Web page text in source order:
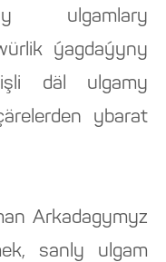
ulgamlary
ýagdaýyny
däl ulgamy
ybarat
Arkadagymyz
sanly ulgam